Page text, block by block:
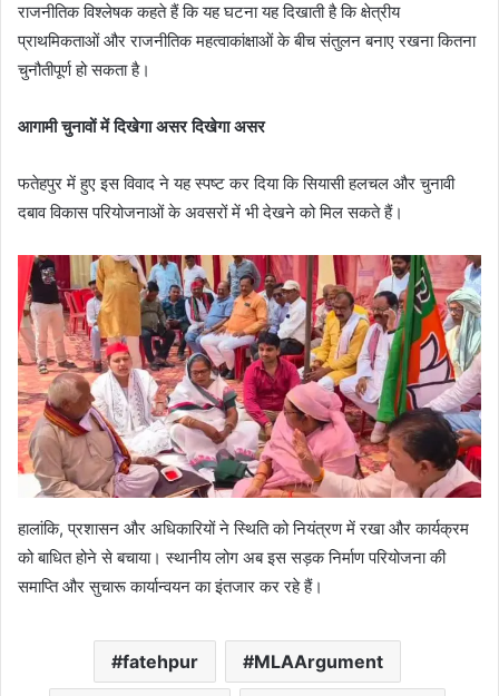
राजनीतिक विश्लेषक कहते हैं कि यह घटना यह दिखाती है कि क्षेत्रीय
प्राथमिकताओं और राजनीतिक महत्वाकांक्षाओं के बीच संतुलन बनाए रखना कितना
चुनौतीपूर्ण हो सकता है।
आगामी चुनावों में दिखेगा असर दिखेगा असर
फतेहपुर में हुए इस विवाद ने यह स्पष्ट कर दिया कि सियासी हलचल और चुनावी
दबाव विकास परियोजनाओं के अवसरों में भी देखने को मिल सकते हैं।
हालांकि, प्रशासन और अधिकारियों ने स्थिति को नियंत्रण में रखा और कार्यक्रम
को बाधित होने से बचाया। स्थानीय लोग अब इस सड़क निर्माण परियोजना की
समाप्ति और सुचारू कार्यान्वयन का इंतजार कर रहे हैं।
fatehpur MLAArgument